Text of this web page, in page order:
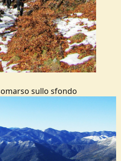
sullo sfondo